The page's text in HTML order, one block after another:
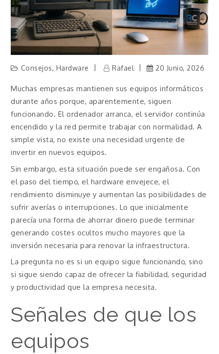
Consejos, Hardware Rafael 20 Junio, 2026
Muchas empresas mantienen sus equipos informáticos
durante años porque, aparentemente, siguen
funcionando. El ordenador arranca, el servidor continúa
encendido y la red permite trabajar con normalidad. A
simple vista, no existe una necesidad urgente de
invertir en nuevos equipos.
Sin embargo, esta situación puede ser engañosa. Con
el paso del tiempo, el hardware envejece, el
rendimiento disminuye y aumentan las posibilidades de
sufrir averías o interrupciones. Lo que inicialmente
parecía una forma de ahorrar dinero puede terminar
generando costes ocultos mucho mayores que la
inversión necesaria para renovar la infraestructura.
La pregunta no es si un equipo sigue funcionando, sino
si sigue siendo capaz de ofrecer la fiabilidad, seguridad
y productividad que la empresa necesita.
Señales de que los
equipos